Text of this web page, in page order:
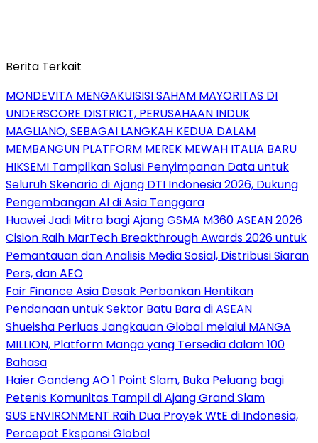
Berita Terkait
MONDEVITA MENGAKUISISI SAHAM MAYORITAS DI
UNDERSCORE DISTRICT, PERUSAHAAN INDUK
MAGLIANO, SEBAGAI LANGKAH KEDUA DALAM
MEMBANGUN PLATFORM MEREK MEWAH ITALIA BARU
HIKSEMI Tampilkan Solusi Penyimpanan Data untuk
Seluruh Skenario di Ajang DTI Indonesia 2026, Dukung
Pengembangan AI di Asia Tenggara
Huawei Jadi Mitra bagi Ajang GSMA M360 ASEAN 2026
Cision Raih MarTech Breakthrough Awards 2026 untuk
Pemantauan dan Analisis Media Sosial, Distribusi Siaran
Pers, dan AEO
Fair Finance Asia Desak Perbankan Hentikan
Pendanaan untuk Sektor Batu Bara di ASEAN
Shueisha Perluas Jangkauan Global melalui MANGA
MILLION, Platform Manga yang Tersedia dalam 100
Bahasa
Haier Gandeng AO 1 Point Slam, Buka Peluang bagi
Petenis Komunitas Tampil di Ajang Grand Slam
SUS ENVIRONMENT Raih Dua Proyek WtE di Indonesia,
Percepat Ekspansi Global